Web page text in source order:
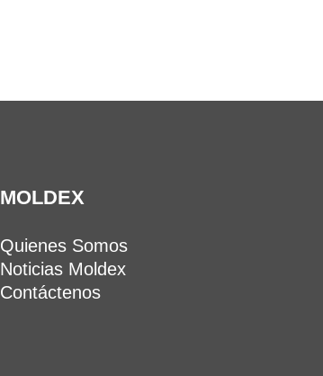
MOLDEX
Quienes Somos
Noticias Moldex
Contáctenos